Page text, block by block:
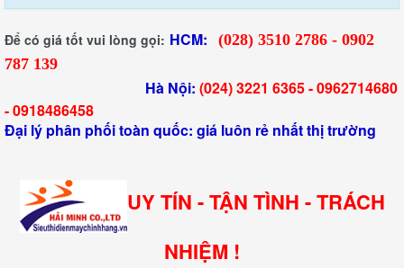
Để có giá tốt vui lòng gọi: HCM:
(028) 3510 2786 - 0902
787 139
Hà Nội: (024) 3221 6365 -0962714680
-0918486458
Đại lý phân phối toàn quốc: giá luôn rẻ nhất thị trường
UY TÍN - TẬN TÌNH - TRÁCH
NHIỆM !